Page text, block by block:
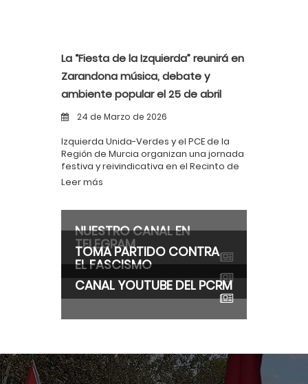
La “Fiesta de la Izquierda” reunirá en
Zarandona música, debate y
ambiente popular el 25 de abril
24 de Marzo de 2026
Izquierda Unida-Verdes y el PCE de la
Región de Murcia organizan una jornada
festiva y reivindicativa en el Recinto de
Fiestas Los Geranios, con entrada libre y
Leer más
NUESTRO CANAL EN
TELEGRAM
TOMA PARTIDO CONTRA
EL FASCISMO
CANAL YOUTUBE DEL PCRM